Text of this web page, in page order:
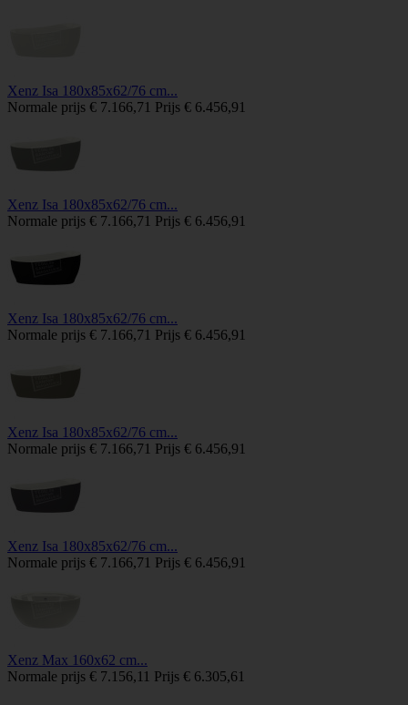
Xenz Isa 180x85x62/76 cm...
Normale prijs € 7.166,71 Prijs € 6.456,91
Xenz Isa 180x85x62/76 cm...
Normale prijs € 7.166,71 Prijs € 6.456,91
Xenz Isa 180x85x62/76 cm...
Normale prijs € 7.166,71 Prijs € 6.456,91
Xenz Isa 180x85x62/76 cm...
Normale prijs € 7.166,71 Prijs € 6.456,91
Xenz Isa 180x85x62/76 cm...
Normale prijs € 7.166,71 Prijs € 6.456,91
Xenz Max 160x62 cm...
Normale prijs € 7.156,11 Prijs € 6.305,61